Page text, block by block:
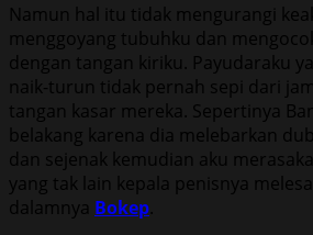
Namun hal itu tidak mengurangi
menggoyang tubuhku dan
dengan tangan kiriku. Payudaraku
naik-turun tidak pernah sepi dari
tangan kasar mereka. Sepertinya
belakang karena dia melebarkan
dan sejenak kemudian aku
yang tak lain kepala penisnya
dalamnya Bokep.